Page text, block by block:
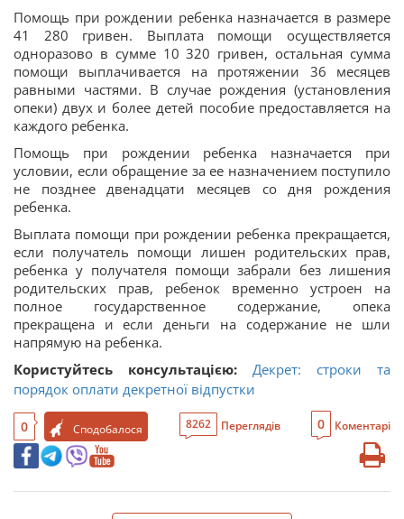
Помощь при рождении ребенка назначается в размере
41 280 гривен. Выплата помощи осуществляется
одноразово в сумме 10 320 гривен, остальная сумма
помощи выплачивается на протяжении 36 месяцев
равными частями. В случае рождения (установления
опеки) двух и более детей пособие предоставляется на
каждого ребенка.
Помощь при рождении ребенка назначается при
условии, если обращение за ее назначением поступило
не позднее двенадцати месяцев со дня рождения
ребенка.
Выплата помощи при рождении ребенка прекращается,
если получатель помощи лишен родительских прав,
ребенка у получателя помощи забрали без лишения
родительских прав, ребенок временно устроен на
полное государственное содержание, опека
прекращена и если деньги на содержание не шли
напрямую на ребенка.
Користуйтесь консультацією: Декрет: строки та
порядок оплати декретної відпустки
0 Сподобалося 8262 Переглядів 0 Коментарі